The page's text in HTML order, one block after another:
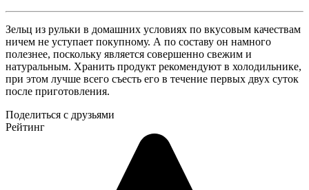
Зельц из рульки в домашних условиях по вкусовым качествам
ничем не уступает покупному. А по составу он намного
полезнее, поскольку является совершенно свежим и
натуральным. Хранить продукт рекомендуют в холодильнике,
при этом лучше всего съесть его в течение первых двух суток
после приготовления.
Поделиться с друзьями
Рейтинг